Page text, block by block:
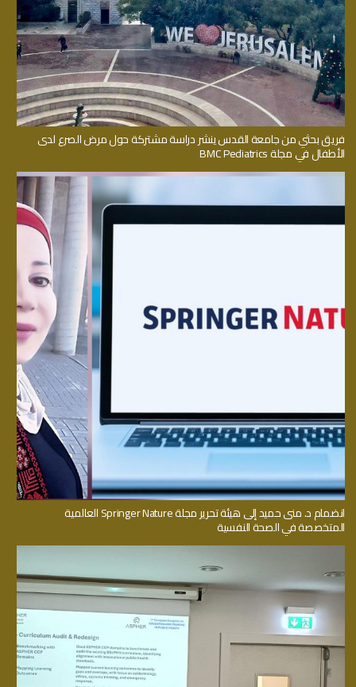
فريق بحثي من جامعة القدس ينشر دراسة مشتركة حول مرض الصرع لدى
الأطفال في مجلة BMC Pediatrics
انضمام د. منى حميد إلى هيئة تحرير مجلة Springer Nature العالمية
المتخصصة في الصحة النفسية